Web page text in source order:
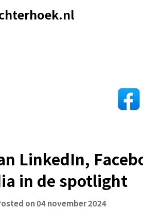
LinkedIn,
in de spotlight
on04 november 2024